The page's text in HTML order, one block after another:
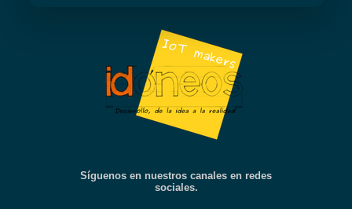
Síguenos en nuestros canales en redes
sociales.